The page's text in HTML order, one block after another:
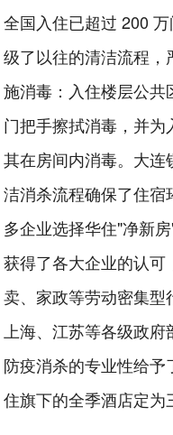
全国入住已超过 200
级了以往的清洁流程
施消毒：入住楼层公共
门把手擦拭消毒，并
其在房间内消毒。大
洁消杀流程确保了住
多企业选择华住"净新
获得了各大企业的认
卖、家政等劳动密集型
上海、江苏等各级政
防疫消杀的专业性给
住旗下的全季酒店定为